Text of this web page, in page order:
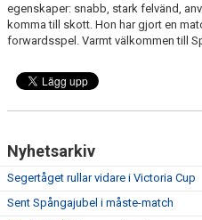
egenskaper: snabb, stark felvänd,
komma till skott. Hon har gjort en
forwardsspel. Varmt välkommen till
Nyhetsarkiv
Segertåget rullar vidare i Victoria Cup
Sent Spångajubel i måste-match